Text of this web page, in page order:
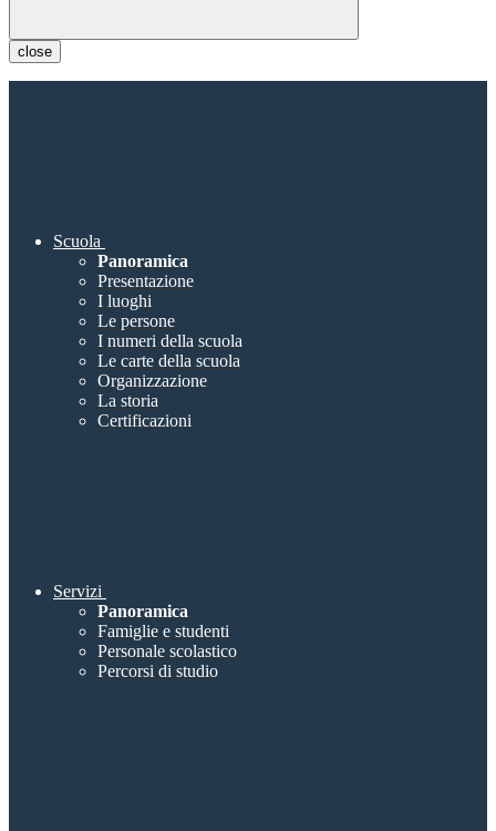
close
Scuola
Panoramica
Presentazione
I luoghi
Le persone
I numeri della scuola
Le carte della scuola
Organizzazione
La storia
Certificazioni
Servizi
Panoramica
Famiglie e studenti
Personale scolastico
Percorsi di studio